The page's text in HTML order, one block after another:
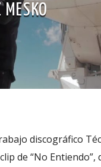
discográfico
de “No